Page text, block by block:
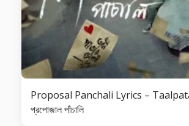
Proposal Panchali Lyrics –
প্রপোজাল পাঁচালি